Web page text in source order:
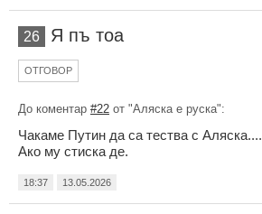
26 Я пъ тоа
ОТГОВОР
До коментар #22 от "Аляска е руска":
Чакаме Путин да са тества с Аляска....
Ако му стиска де.
18:37 13.05.2026